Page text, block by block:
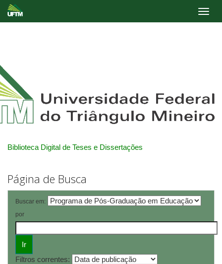
Biblioteca Digital de Teses e Dissertações
Página de Busca
Buscar em:
por
Filtros correntes: